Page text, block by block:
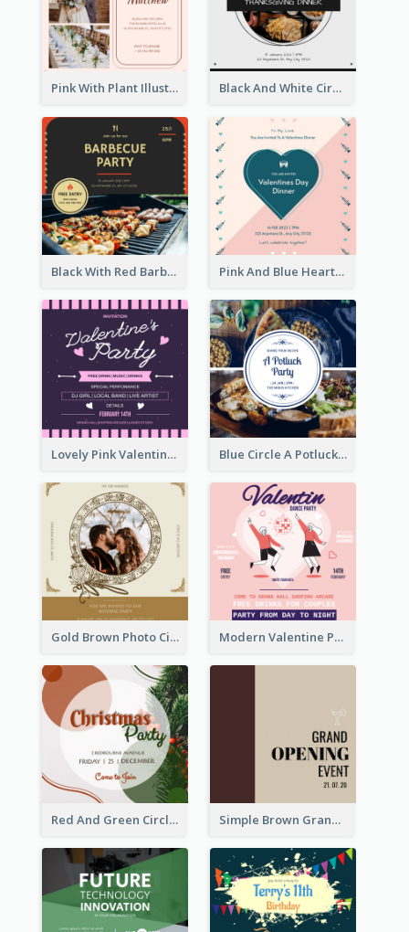
Pink With Plant Illustration Wedding Party Invitation Black And White Circle Photo Thanksgiving Dinner Invitation
Black With Red Barbecue Housewarming Invitation Pink And Blue Hearts Valentines Day Dinner Invitation
Lovely Pink Valentine Celebration Invitation Design Ideas Blue Circle A Potluck Party Invitation
Gold Brown Photo Circle Wedding Invitation Modern Valentine Party Pink Invitation Design Templates
Red And Green Circle Christmas Invitation Simple Brown Grand Opening Event Invitation